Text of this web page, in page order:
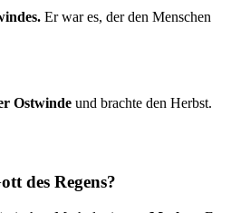
Er war es, der den Menschen
Ostwinde und brachte den Herbst.
des Regens?